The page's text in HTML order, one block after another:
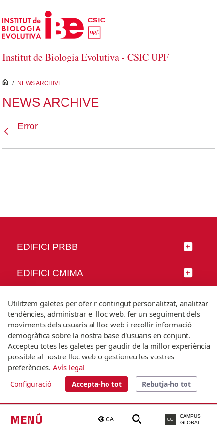
Salta al contingut principal
Institut de Biologia Evolutiva - CSIC UPF
MENÚ CA CG
CAMPUS
GLOBAL
inici
/ NEWS ARCHIVE
NEWS ARCHIVE
Error
EDIFICI PRBB
EDIFICI CMIMA
SEGUEIX-NOS
© Universitat Pompeu Fabra
Barcelona
T.(+34) 93 542 20 00
Utilitzem galetes per oferir contingut personalitzat, analitzar
tendències, administrar el lloc web, fer un seguiment dels
moviments dels usuaris al lloc web i recollir informació
demogràfica sobre la nostra base d'usuaris en conjunt.
Accepteu totes les galetes per gaudir de la millor experiència
possible al nostre lloc web o gestioneu les vostres
preferències. Avís legal
Configuració Accepta-ho tot Rebutja-ho tot